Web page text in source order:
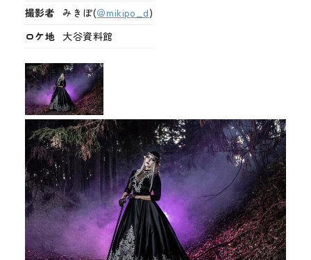
撮影者
みきぽ(＠mikipo_d)
ロケ地 大谷資料館